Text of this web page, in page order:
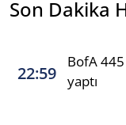
Son Dakika
22:59
BofA 445
yaptı